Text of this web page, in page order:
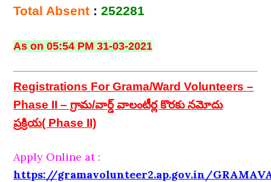
Total Absent :252281
As on 05:54 PM 31-03-2021
Registrations For Grama/Ward Volunteers –
Phase II – గ్రామ/వార్డ్ వాలంటీర్ల కొరకు నమోదు
ప్రక్రియ( Phase II)
Apply Online at :
https://gramavolunteer2.ap.gov.in/